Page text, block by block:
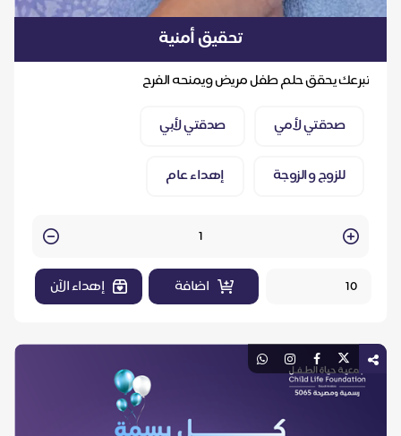
تحقيق أمنية
تبرعك يحقق حلم طفل مريض ويمنحه الفرح
صدقتي لأمي
صدقتي لأبي
للزوج والزوجة إهداء عام
Quantity
اضافة
إهداء الآن